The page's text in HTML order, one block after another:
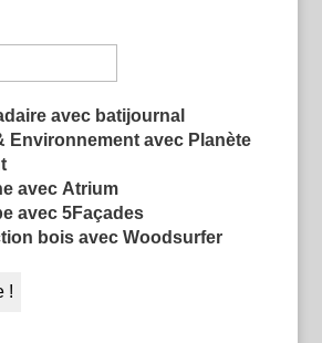
avec batijournal
Environnement avec Planète
avec Atrium
avec 5Façades
bois avec Woodsurfer